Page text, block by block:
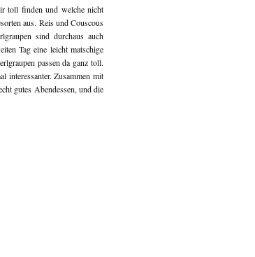
toll finden und welche nicht
aus. Reis und Couscous
sind durchaus auch
Tag eine leicht matschige
passen da ganz toll.
interessanter. Zusammen mit
gutes Abendessen, und die